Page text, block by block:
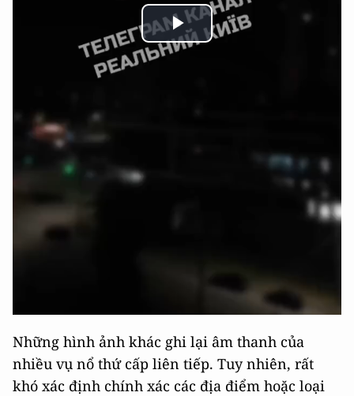
Play
Những hình ảnh khác ghi lại âm thanh của
nhiều vụ nổ thứ cấp liên tiếp. Tuy nhiên, rất
khó xác định chính xác các địa điểm hoặc loại